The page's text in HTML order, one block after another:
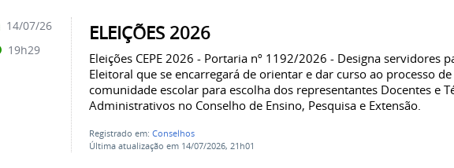
ELEIÇÕES 2026
Eleições CEPE 2026 - Portaria nº 1192/2026 - Designa servidores
Eleitoral que se encarregará de orientar e dar curso ao processo
comunidade escolar para escolha dos representantes Docentes e
Administrativos no Conselho de Ensino, Pesquisa e Extensão.
Registrado em:Conselhos
Última atualização em 14/07/2026, 21h01
14/07/26
19h29